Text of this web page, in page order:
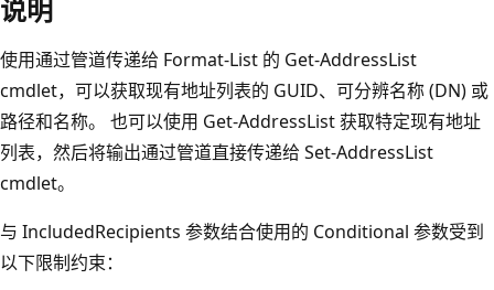
说明
使用通过管道传递给 Format-List 的 Get-AddressList
cmdlet，可以获取现有地址列表的 GUID、可分辨名称 (DN) 或
路径和名称。 也可以使用 Get-AddressList 获取特定现有地址
列表，然后将输出通过管道直接传递给 Set-AddressList
cmdlet。
与 IncludedRecipients 参数结合使用的 Conditional 参数受到
以下限制约束：